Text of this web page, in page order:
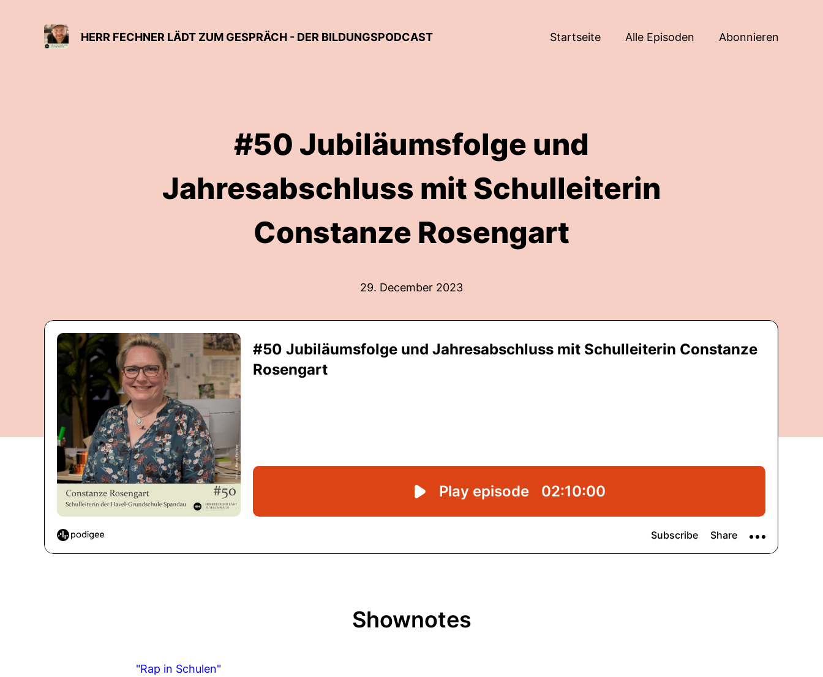
HERR FECHNER LÄDT ZUM GESPRÄCH - DER BILDUNGSPODCAST Startseite Alle Episoden Abonnieren
#50 Jubiläumsfolge und
Jahresabschluss mit Schulleiterin
Constanze Rosengart
29. December 2023
Shownotes
"Rap in Schulen"